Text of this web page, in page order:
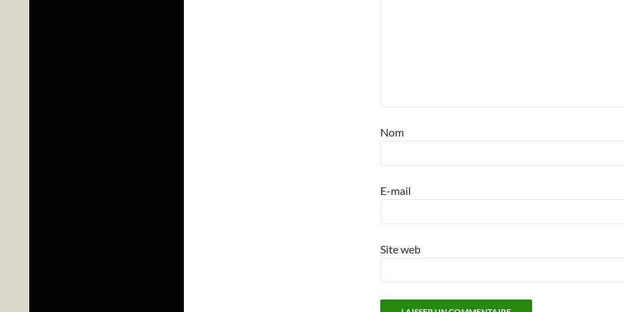
Nom
E-mail
Site web